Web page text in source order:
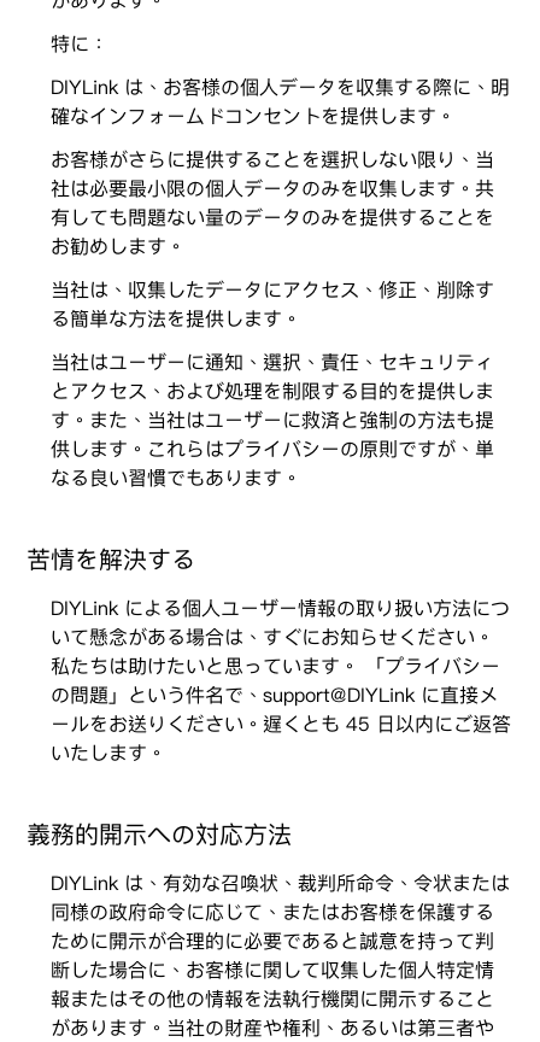
特に：
DIYLink は、お客様の個人データを収集する際に、明
確なインフォームドコンセントを提供します。
お客様がさらに提供することを選択しない限り、当
社は必要最小限の個人データのみを収集します。共
有しても問題ない量のデータのみを提供することを
お勧めします。
当社は、収集したデータにアクセス、修正、削除す
る簡単な方法を提供します。
当社はユーザーに通知、選択、責任、セキュリティ
とアクセス、および処理を制限する目的を提供しま
す。また、当社はユーザーに救済と強制の方法も提
供します。これらはプライバシーの原則ですが、単
なる良い習慣でもあります。
苦情を解決する
DIYLink による個人ユーザー情報の取り扱い方法につ
いて懸念がある場合は、すぐにお知らせください。
私たちは助けたいと思っています。 「プライバシー
の問題」という件名で、support@DIYLink に直接メ
ールをお送りください。遅くとも 45 日以内にご返答
いたします。
義務的開示への対応方法
DIYLink は、有効な召喚状、裁判所命令、令状または
同様の政府命令に応じて、またはお客様を保護する
ために開示が合理的に必要であると誠意を持って判
断した場合に、お客様に関して収集した個人特定情
報またはその他の情報を法執行機関に開示すること
があります。当社の財産や権利、あるいは第三者や